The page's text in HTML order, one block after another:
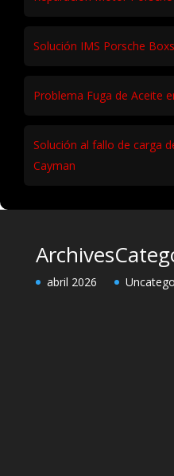
Solución IMS Porsche
Problema Fuga de Aceite
Solución al fallo de carga
Cayman
Archives
abril 2026